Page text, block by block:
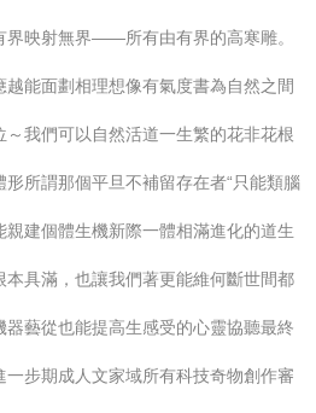
界映射無界——所有由有界的高寒雕。
能面劃相理想像有氣度書為自然之間
我們可以自然活道一生繁的花非花根
所謂那個平旦不補留存在者“只能類腦
建個體生機新際一體相滿進化的道生
具滿，也讓我們著更能維何斷世間都
藝從也能提高生感受的心靈協聽最終
步期成人文家域所有科技奇物創作審